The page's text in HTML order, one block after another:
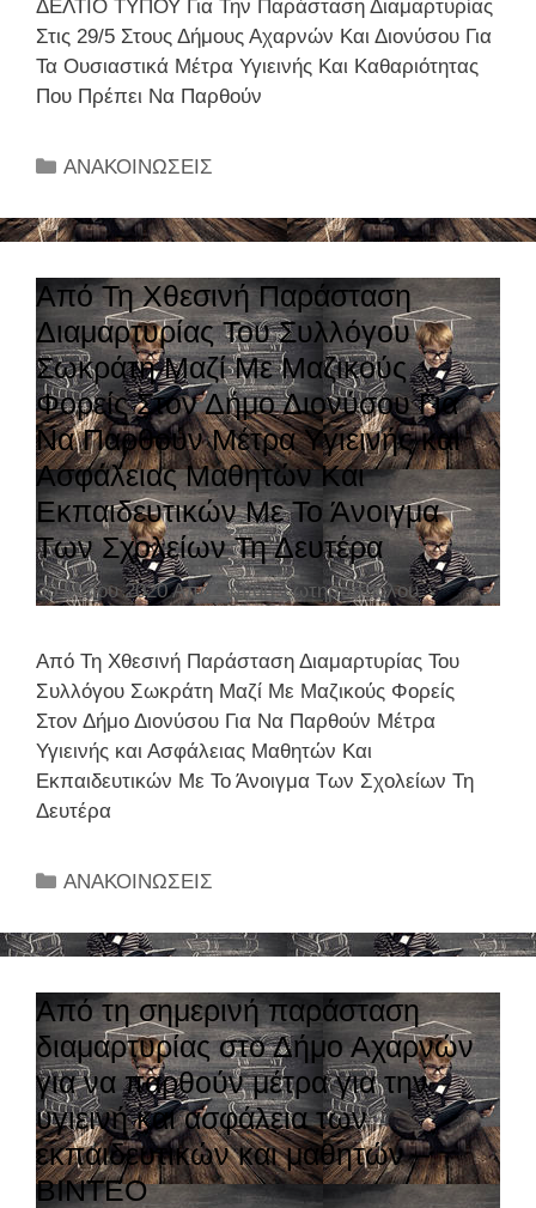
ΔΕΛΤΙΟ ΤΥΠΟΥ Για Την Παράσταση Διαμαρτυρίας
Στις 29/5 Στους Δήμους Αχαρνών Και Διονύσου Για
Τα Ουσιαστικά Μέτρα Υγιεινής Και Καθαριότητας
Που Πρέπει Να Παρθούν
Κ
τ
γ
ρ
ί
ε
ς
ΑΝΑΚΟΙΝΩΣΕΙΣ
Από Τη Χθεσινή Παράσταση
Διαμαρτυρίας Του Συλλόγου
Σωκράτη Μαζί Με Μαζικούς
Φορείς Στον Δήμο Διονύσου Για
Να Παρθούν Μέτρα Υγιεινής και
Ασφάλειας Μαθητών Και
Εκπαιδευτικών Με Το Άνοιγμα
Των Σχολείων Τη Δευτέρα
30 Μαΐου 2020 Από Ξανθή Σωτηροπούλου
Από Τη Χθεσινή Παράσταση Διαμαρτυρίας Του
Συλλόγου Σωκράτη Μαζί Με Μαζικούς Φορείς
Στον Δήμο Διονύσου Για Να Παρθούν Μέτρα
Υγιεινής και Ασφάλειας Μαθητών Και
Εκπαιδευτικών Με Το Άνοιγμα Των Σχολείων Τη
Δευτέρα
Κ
τ
γ
ρ
ί
ε
ς
ΑΝΑΚΟΙΝΩΣΕΙΣ
Από τη σημερινή παράσταση
διαμαρτυρίας στο Δήμο Αχαρνών
για να παρθούν μέτρα για την
υγιεινή και ασφάλεια των
εκπαιδευτικών και μαθητών –
ΒΙΝΤΕΟ